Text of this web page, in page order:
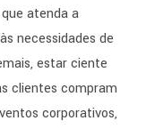
atenda a
necessidades de
estar ciente
clientes compram
corporativos,